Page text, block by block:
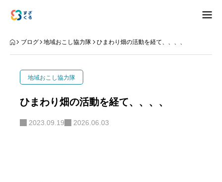
アバウト
ブログ 地域おこし協力隊 ひまわり畑の活動を経て、、、、
地域おこし協力隊
ひまわり畑の活動を経て、、、、
2023.09.19 2026.06.03